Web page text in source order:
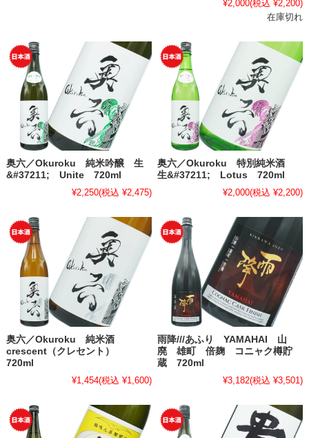
¥2,000(税込 ¥2,200)
在庫切れ
奥六／Okuroku 純米吟醸 生
&#37211; Unite 720ml
¥2,250(税込 ¥2,475)
奥六／Okuroku 特別純米酒
生&#37211; Lotus 720ml
¥2,000(税込 ¥2,200)
奥六／Okuroku 純米酒
crescent（クレセント）
720ml
¥1,454(税込 ¥1,600)
雨降///あふり YAMAHAI 山
廃 雄町 倍麹 コニャク樽貯
蔵 720ml
¥3,182(税込 ¥3,501)